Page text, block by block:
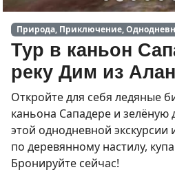
Природа, Приключение,
Тур в каньон
реку Дим из
Откройте для себя ледяные
каньона Сападере и зелёную
этой однодневной экскурсии
по деревянному настилу,
Бронируйте сейчас!